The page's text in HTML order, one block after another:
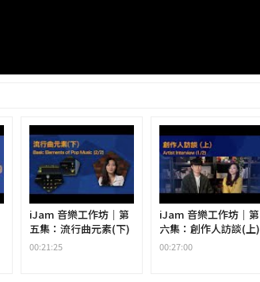
iJam 音樂工作坊｜第
五集：流行曲元素(下)
00:21:25
iJam 音樂工作坊｜第
六集：創作人訪談(上)
00:27:00